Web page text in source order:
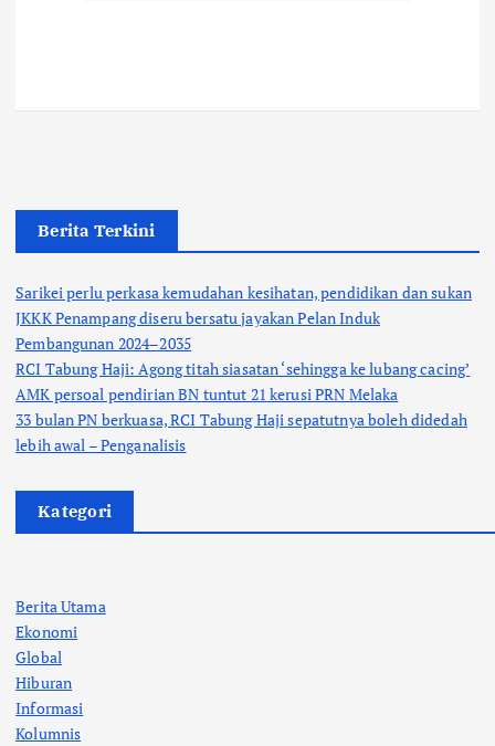
Berita Terkini
Sarikei perlu perkasa kemudahan kesihatan, pendidikan dan sukan
JKKK Penampang diseru bersatu jayakan Pelan Induk
Pembangunan 2024–2035
RCI Tabung Haji: Agong titah siasatan ‘sehingga ke lubang cacing’
AMK persoal pendirian BN tuntut 21 kerusi PRN Melaka
33 bulan PN berkuasa, RCI Tabung Haji sepatutnya boleh didedah
lebih awal – Penganalisis
Kategori
Berita Utama
Ekonomi
Global
Hiburan
Informasi
Kolumnis